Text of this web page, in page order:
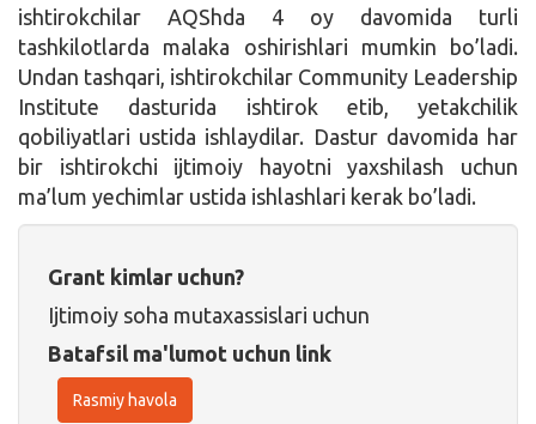
ishtirokchilar AQShda 4 oy davomida turli
tashkilotlarda malaka oshirishlari mumkin bo’ladi.
Undan tashqari, ishtirokchilar Community Leadership
Institute dasturida ishtirok etib, yetakchilik
qobiliyatlari ustida ishlaydilar. Dastur davomida har
bir ishtirokchi ijtimoiy hayotni yaxshilash uchun
ma’lum yechimlar ustida ishlashlari kerak bo’ladi.
Grant kimlar uchun?
Ijtimoiy soha mutaxassislari uchun
Batafsil ma'lumot uchun link
Rasmiy havola